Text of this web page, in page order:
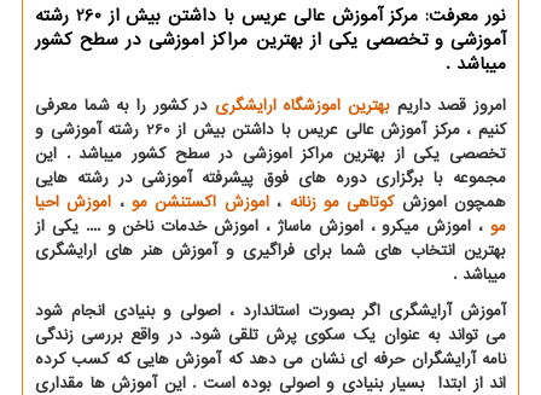
نور معرفت: مرکز آموزش عالی عریس با داشتن بیش از 260 رشته
آموزشی و تخصصی یکی از بهترین مراکز اموزشی در سطح کشور
میباشد .
امروز قصد داریم بهترین اموزشگاه ارایشگری در کشور را به شما معرفی
کنیم ، مرکز آموزش عالی عریس با داشتن بیش از 260 رشته آموزشی و
تخصصی یکی از بهترین مراکز اموزشی در سطح کشور میباشد . این
مجموعه با برگزاری دوره های فوق پیشرفته آموزشی در رشته هایی
همچون اموزشکوتاهی مو زنانه ،اموزش اکستنشن مو، اموزش احیا
مو ، اموزش میکرو ، اموزش ماساژ ، اموزش خدمات ناخن و .... یکی از
بهترین انتخاب های شما برای فراگیری و آموزش هنر های ارایشگری
میباشد .
آموزش آرایشگری اگر بصورت استاندارد ، اصولی و بنیادی انجام شود
می تواند به عنوان یک سکوی پرش تلقی شود. در واقع بررسی زندگی
نامه آرایشگران حرفه ای نشان می دهد که آموزش هایی که کسب کرده
اند از ابتدا بسیار بنیادی و اصولی بوده است . این آموزش ها مقداری